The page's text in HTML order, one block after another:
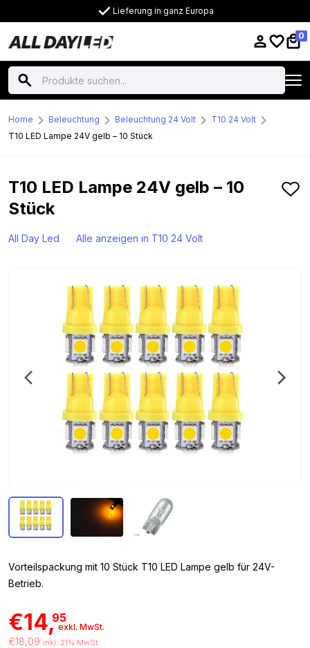
Lieferung in ganz Europa
0
Home Beleuchtung Beleuchtung 24 Volt
T10 24 Volt
T10 LED Lampe 24V gelb – 10 Stück
T10 LED Lampe 24V gelb – 10
Stück
All Day Led Alle anzeigen in T10 24 Volt
Vorteilspackung mit 10 Stück T10 LED Lampe gelb für 24V-
Betrieb.
€14,95
exkl. MwSt.
€18,09 inkl. 21% MwSt.